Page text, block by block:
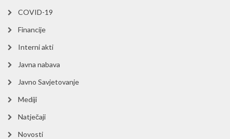
COVID-19
Financije
Interni akti
Javna nabava
Javno Savjetovanje
Mediji
Natječaji
Novosti